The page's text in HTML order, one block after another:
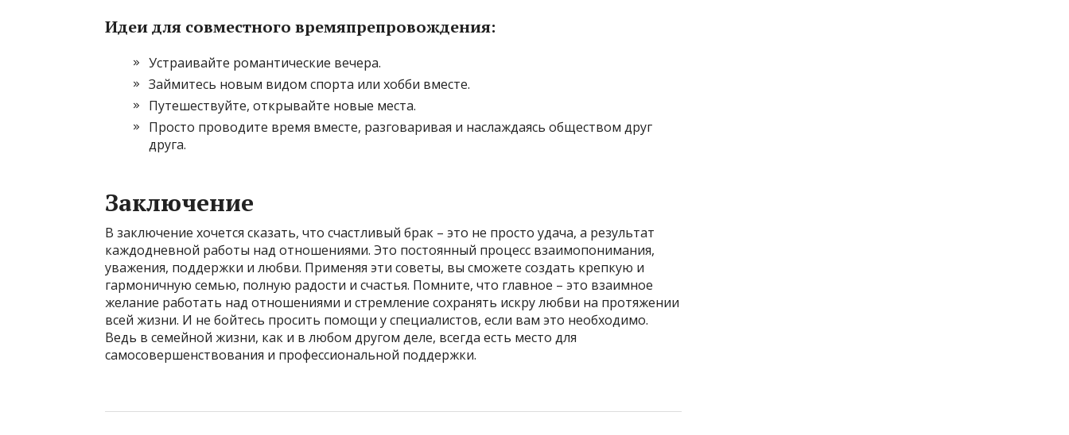
Идеи для совместного времяпрепровождения:
Устраивайте романтические вечера.
Займитесь новым видом спорта или хобби вместе.
Путешествуйте, открывайте новые места.
Просто проводите время вместе, разговаривая и наслаждаясь обществом друг
друга.
Заключение
В заключение хочется сказать, что счастливый брак – это не просто удача, а результат
каждодневной работы над отношениями. Это постоянный процесс взаимопонимания,
уважения, поддержки и любви. Применяя эти советы, вы сможете создать крепкую и
гармоничную семью, полную радости и счастья. Помните, что главное – это взаимное
желание работать над отношениями и стремление сохранять искру любви на протяжении
всей жизни. И не бойтесь просить помощи у специалистов, если вам это необходимо.
Ведь в семейной жизни, как и в любом другом деле, всегда есть место для
самосовершенствования и профессиональной поддержки.